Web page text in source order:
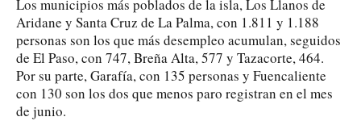
Los municipios más poblados de la isla, Los Llanos de
Aridane y Santa Cruz de La Palma, con 1.811 y 1.188
personas son los que más desempleo acumulan, seguidos
de El Paso, con 747, Breña Alta, 577 y Tazacorte, 464.
Por su parte, Garafía, con 135 personas y Fuencaliente
con 130 son los dos que menos paro registran en el mes
de junio.